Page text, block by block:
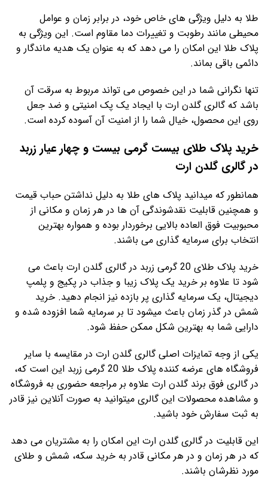
طلا به دلیل ویژگی های خاص خود، در برابر زمان و عوامل
محیطی مانند رطوبت و تغییرات دما مقاوم است. این ویژگی به
پلاک طلا این امکان را می دهد که به عنوان یک هدیه ماندگار و
دائمی باقی بماند.
تنها نگرانی شما در این خصوص می تواند مربوط به سرقت آن
باشد که گالری گلدن ارت با ایجاد یک پک امنیتی و ضد جعل
روی این محصول، خیال شما را از امنیت آن آسوده کرده است.
خرید پلاک طلای بیست گرمی بیست و چهار عیار زربد
در گالری گلدن ارت
همانطور که میدانید پلاک های طلا به دلیل نداشتن حباب قیمت
و همچنین قابلیت نقدشوندگی آن ها در هر زمان و مکانی از
محبوبیت فوق العاده بالایی برخوردار بوده و همواره بهترین
انتخاب برای سرمایه گذاری می باشند.
خرید پلاک طلای 20 گرمی زربد در گالری گلدن ارت باعث می
شود تا علاوه بر خرید یک پلاک زیبا و جذاب در پکیج و پلمپ
دیجیتال، یک سرمایه گذاری پر بازده نیز انجام دهید. خرید
شمش در گذر زمان باعث میشود تا بر سرمایه شما افزوده شده و
دارایی شما به بهترین شکل ممکن حفظ شود.
یکی از وجه تمایزات اصلی گالری گلدن ارت در مقایسه با سایر
فروشگاه های عرضه کننده پلاک طلا 20 گرمی زربد این است که،
در گالری فوق برند گلدن ارت علاوه بر مراجعه حضوری به فروشگاه
و مشاهده محصولات این گالری میتوانید به صورت آنلاین نیز قادر
به ثبت سفارش خود باشید.
این قابلیت در گالری گلدن ارت این امکان را به مشتریان می دهد
که در هر زمان و در هر مکانی قادر به خرید سکه، شمش و طلای
مورد نظرشان باشند.